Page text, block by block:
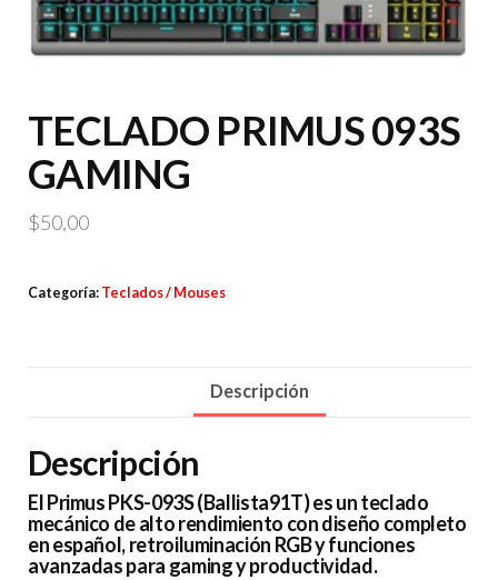
TECLADO PRIMUS 093S
GAMING
$50,00
Categoría: Teclados / Mouses
Descripción
Descripción
El Primus PKS-093S (Ballista91T) es un teclado
mecánico de alto rendimiento con diseño completo
en español, retroiluminación RGB y funciones
avanzadas para gaming y productividad.